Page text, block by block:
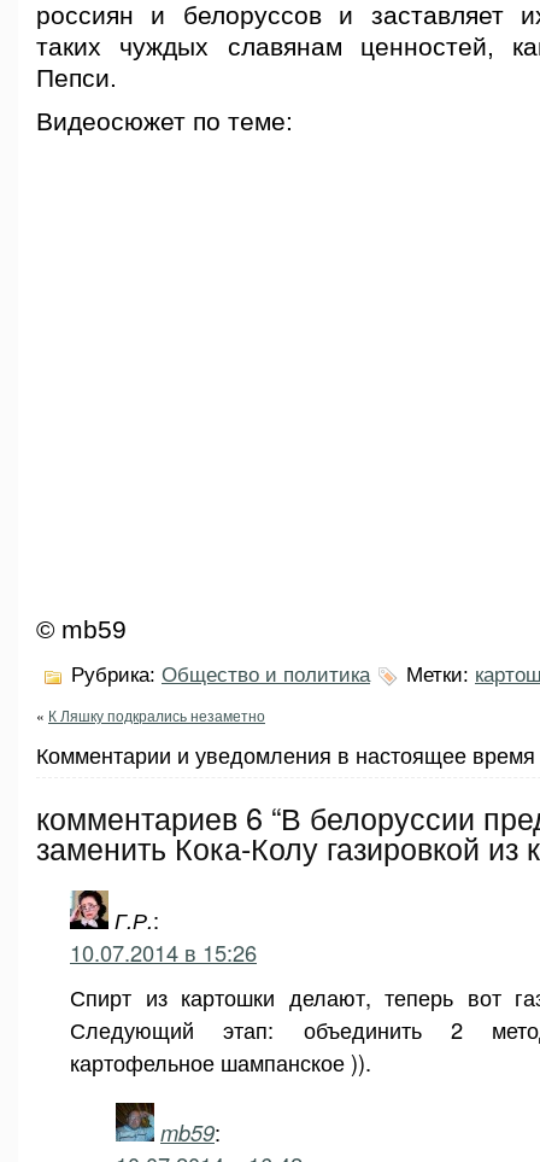
россиян и белоруссов и заставляет
таких чуждых славянам ценностей,
Пепси.
Видеосюжет по теме:
© mb59
Рубрика: Общество и политика Метки:
« К Ляшку подкрались незаметно
Комментарии и уведомления в настоящее
комментариев 6 “В белоруссии
заменить Кока-Колу газировкой из
Г.Р.:
10.07.2014 в 15:26
Спирт из картошки делают, теперь вот
Следующий этап: объединить 2
картофельное шампанское )).
mb59: